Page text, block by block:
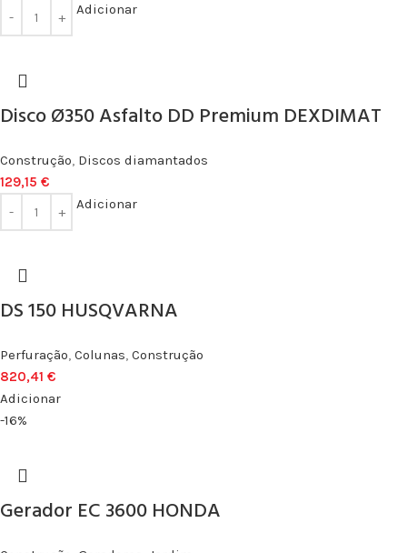
Adicionar
Disco Ø350 Asfalto DD Premium DEXDIMAT
Construção, Discos diamantados
129,15 €
Adicionar
DS 150 HUSQVARNA
Perfuração, Colunas, Construção
820,41 €
Adicionar
-16%
Gerador EC 3600 HONDA